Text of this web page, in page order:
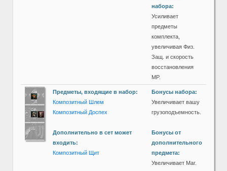
набора:
Усиливает
предметы
комплекта,
увеличивая Физ.
Защ. и скорость
восстановления
MP.
Предметы, входящие в набор:
Композитный Шлем
Композитный Доспех
Дополнительно в сет может
входить:
Композитный Щит
Бонусы набора:
Увеличивает вашу
грузоподъемность.
Бонусы от
дополнительного
предмета:
Увеличивает Маг.